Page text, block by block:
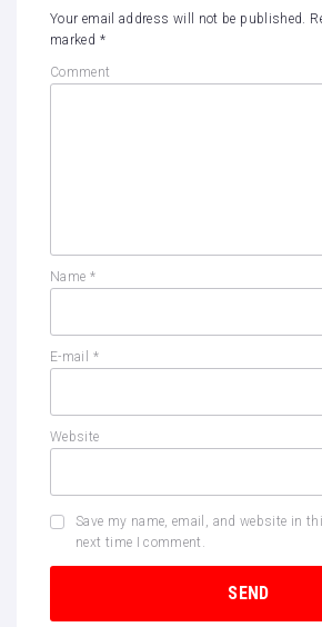
Your email address will not be published.
marked *
Comment
Name *
E-mail *
Website
Save my name, email, and website in
next time I comment.